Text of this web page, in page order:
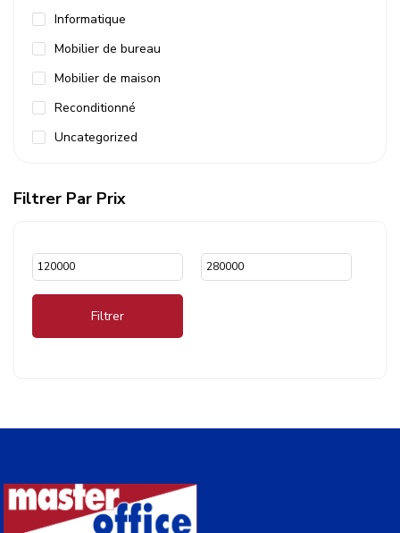
Informatique
Mobilier de bureau
Mobilier de maison
Reconditionné
Uncategorized
Filtrer Par Prix
Filtrer